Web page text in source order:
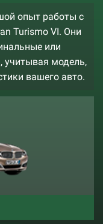
опыт работы с
Turismo VI. Они
или
учитывая модель,
вашего авто.